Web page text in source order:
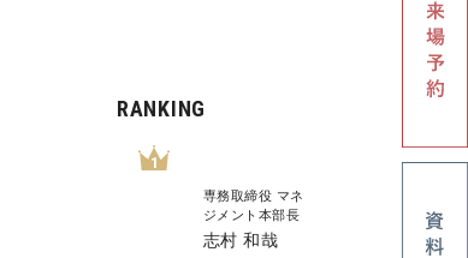
RANKING
1
専務取締役 マネ
ジメント本部長
志村 和哉